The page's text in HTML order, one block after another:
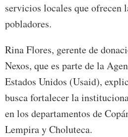
servicios locales que ofrecen
pobladores.
Rina Flores, gerente de
Nexos, que es parte de la
Estados Unidos (Usaid),
busca fortalecer la
en los departamentos de
Lempira y Choluteca.